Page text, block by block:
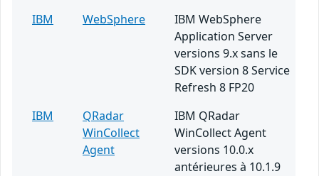
IBM
WebSphere
IBM WebSphere
Application Server
versions 9.x sans le
SDK version 8 Service
Refresh 8 FP20
IBM
QRadar
WinCollect
Agent
IBM QRadar
WinCollect Agent
versions 10.0.x
antérieures à 10.1.9